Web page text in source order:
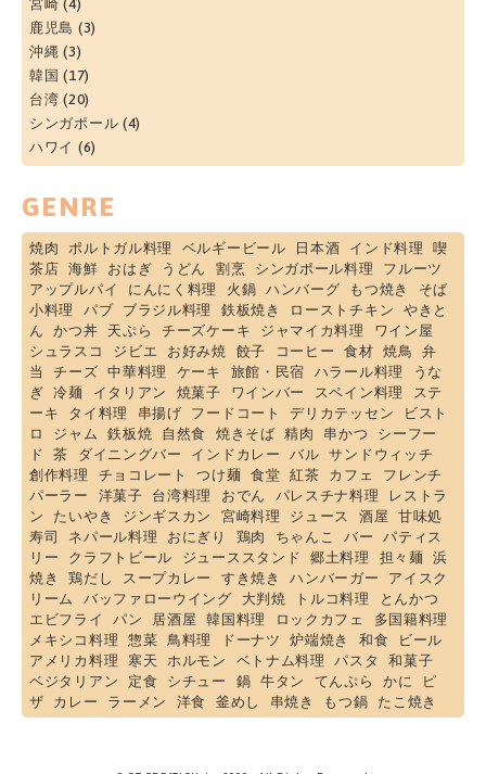
宮崎 (4)
鹿児島 (3)
沖縄 (3)
韓国 (17)
台湾 (20)
シンガポール (4)
ハワイ (6)
GENRE
焼肉 ポルトガル料理 ベルギービール 日本酒 インド料理
喫
茶店
海鮮 おはぎ うどん 割烹 シンガポール料理
フルーツ
アップルパイ
にんにく料理 火鍋 ハンバーグ もつ焼き
そば
小料理
パブ ブラジル料理 鉄板焼き ローストチキン
やきと
ん
かつ丼 天ぷら チーズケーキ ジャマイカ料理
ワイン屋
シュラスコ
ジビエ お好み焼 餃子 コーヒー 食材 焼鳥
弁
当
チーズ 中華料理 ケーキ 旅館・民宿 ハラール料理
うな
ぎ
冷麺 イタリアン 焼菓子 ワインバー スペイン料理
ステ
ーキ
タイ料理 串揚げ フードコート デリカテッセン
ビスト
ロ
ジャム 鉄板焼 自然食 焼きそば 精肉 串かつ
シーフー
ド
茶 ダイニングバー インドカレー バル
サンドウィッチ
創作料理
チョコレート つけ麺 食堂 紅茶 カフェ
フレンチ
パーラー
洋菓子 台湾料理 おでん パレスチナ料理
レストラ
ン
たいやき ジンギスカン 宮崎料理 ジュース 酒屋
甘味処
寿司
ネパール料理 おにぎり 鶏肉 ちゃんこ バー
パティス
リー
クラフトビール ジューススタンド 郷土料理 担々麺
浜
焼き
鶏だし スープカレー すき焼き ハンバーガー
アイスク
リーム
バッファローウイング 大判焼 トルコ料理
とんかつ
エビフライ
パン 居酒屋 韓国料理 ロックカフェ
多国籍料理
メキシコ料理
惣菜 鳥料理 ドーナツ 炉端焼き 和食
ビール
アメリカ料理
寒天 ホルモン ベトナム料理 パスタ
和菓子
ベジタリアン
定食 シチュー 鍋 牛タン てんぷら かに
ピ
ザ
カレー ラーメン 洋食 釜めし 串焼き もつ鍋 たこ焼き